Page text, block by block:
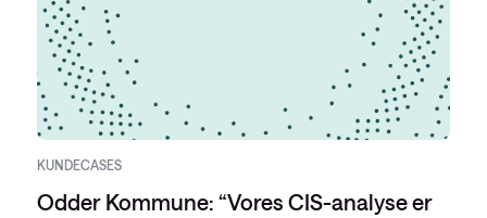
KUNDECASES
Odder Kommune: “Vores CIS-analyse er